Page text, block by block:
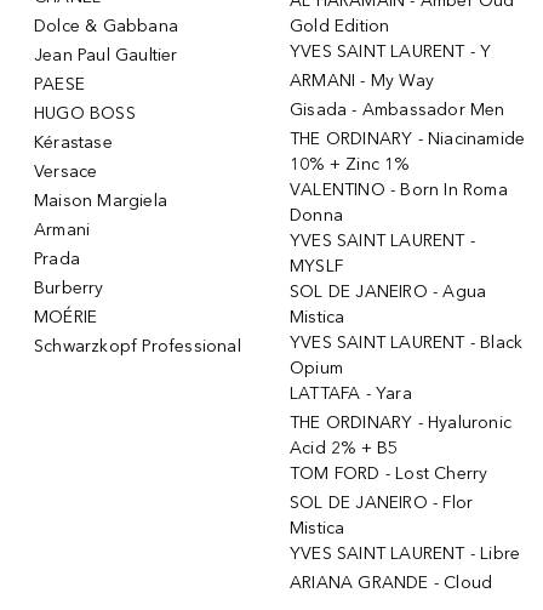
Dolce & Gabbana
Jean Paul Gaultier
PAESE
HUGO BOSS
Kérastase
Versace
Maison Margiela
Armani
Prada
Burberry
MOÉRIE
Schwarzkopf Professional
Gold Edition
YVES SAINT LAURENT - Y
ARMANI - My Way
Gisada - Ambassador Men
THE ORDINARY - Niacinamide
10% + Zinc 1%
VALENTINO - Born In Roma
Donna
YVES SAINT LAURENT -
MYSLF
SOL DE JANEIRO - Agua
Mistica
YVES SAINT LAURENT - Black
Opium
LATTAFA - Yara
THE ORDINARY - Hyaluronic
Acid 2% + B5
TOM FORD - Lost Cherry
SOL DE JANEIRO - Flor
Mistica
YVES SAINT LAURENT - Libre
ARIANA GRANDE - Cloud